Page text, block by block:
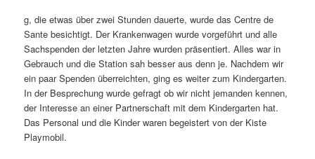
g, die etwas über zwei Stunden dauerte, wurde das Centre de
Sante besichtigt. Der Krankenwagen wurde vorgeführt und alle
Sachspenden der letzten Jahre wurden präsentiert. Alles war in
Gebrauch und die Station sah besser aus denn je. Nachdem wir
ein paar Spenden überreichten, ging es weiter zum Kindergarten.
In der Besprechung wurde gefragt ob wir nicht jemanden kennen,
der Interesse an einer Partnerschaft mit dem Kindergarten hat.
Das Personal und die Kinder waren begeistert von der Kiste
Playmobil.